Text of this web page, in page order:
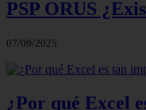
PSP ORUS
07/09/2025
¿Por qué Excel